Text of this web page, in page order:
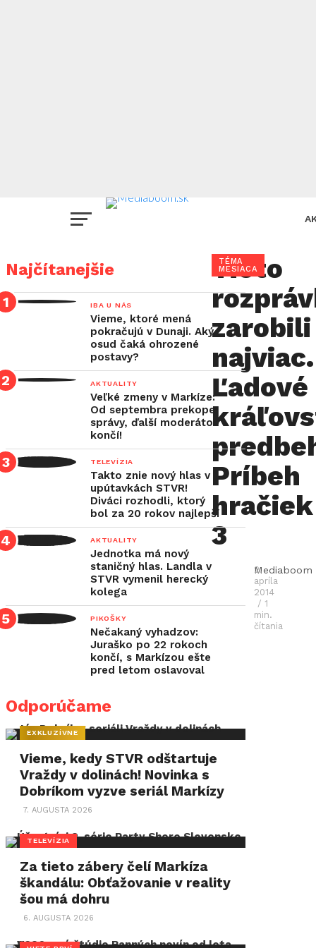
TÉMA
MESIACA
Tieto
zarobili
najviac.
Ľadové
Príbeh
hračiek
3
Mediaboom
2.
apríla
2014
/ 1
min.
čítania
Snímka
Ľadové
kráľovstvo
(2013)
sa
stala
historicky
najúspešnejším
animovaným
filmom,
zatiaľ
dosiahla
dolárov.
dvojice
Buck
a
Lee
Najčítanejšie
IBA U NÁS
Vieme, ktoré mená
pokračujú v Dunaji. Aký
osud čaká ohrozené
postavy?
AKTUALITY
Veľké zmeny v Markíze:
Od septembra prekope
správy, ďalší moderátor
končí!
TELEVÍZIA
Takto znie nový hlas v
upútavkách STVR!
Diváci rozhodli, ktorý
bol za 20 rokov najlepší
AKTUALITY
Jednotka má nový
staničný hlas. Landla v
STVR vymenil herecký
kolega
PIKOŠKY
Nečakaný vyhadzov:
Juraško po 22 rokoch
končí, s Markízou ešte
pred letom oslavoval
Odporúčame
EXKLUZÍVNE
Vieme, kedy STVR odštartuje
Vraždy v dolinách! Novinka s
Dobríkom vyzve seriál Markízy
7. AUGUSTA 2026
TELEVÍZIA
Za tieto zábery čelí Markíza
škandálu: Obťažovanie v reality
šou má dohru
6. AUGUSTA 2026